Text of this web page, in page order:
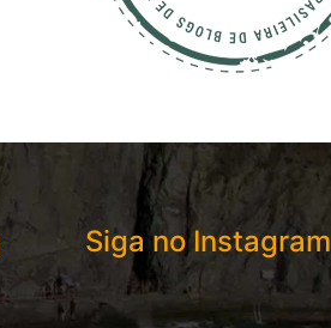
Siga no Instagram